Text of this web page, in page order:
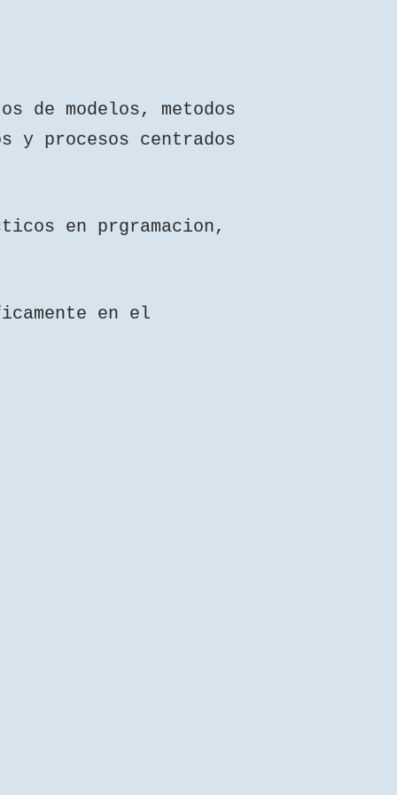
de modelos, metodos
y procesos centrados
en prgramacion,
en el